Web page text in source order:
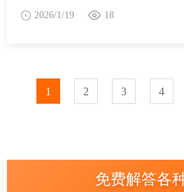
2026/1/19 18
1 2 3 4
免费解答各